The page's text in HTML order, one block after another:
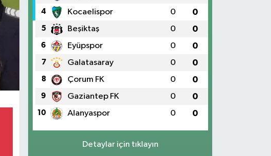
4 Kocaelispor 0 0
5 Beşiktaş 0 0
6 Eyüpspor 0 0
7 Galatasaray 0 0
8 Çorum FK 0 0
9 Gaziantep FK 0 0
10 Alanyaspor 0 0
Detaylar için tıklayın